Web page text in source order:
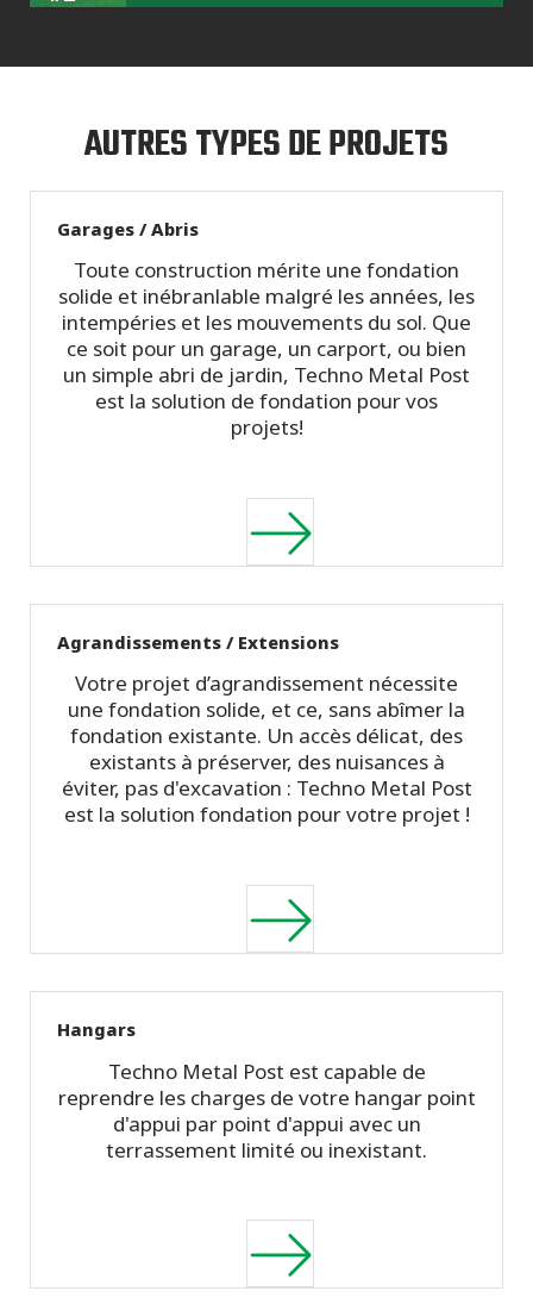
AUTRES TYPES DE PROJETS
Garages / Abris
Toute construction mérite une fondation
solide et inébranlable malgré les années, les
intempéries et les mouvements du sol. Que
ce soit pour un garage, un carport, ou bien
un simple abri de jardin, Techno Metal Post
est la solution de fondation pour vos
projets!
Agrandissements / Extensions
Votre projet d’agrandissement nécessite
une fondation solide, et ce, sans abîmer la
fondation existante. Un accès délicat, des
existants à préserver, des nuisances à
éviter, pas d'excavation : Techno Metal Post
est la solution fondation pour votre projet !
Hangars
Techno Metal Post est capable de
reprendre les charges de votre hangar point
d'appui par point d'appui avec un
terrassement limité ou inexistant.